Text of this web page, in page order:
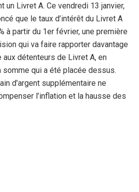
un Livret A. Ce vendredi 13 janvier,
que le taux d’intérêt du Livret A
à partir du 1er février, une première
qui va faire rapporter davantage
aux détenteurs de Livret A, en
qui a été placée dessus.
d’argent supplémentaire ne
l’inflation et la hausse des